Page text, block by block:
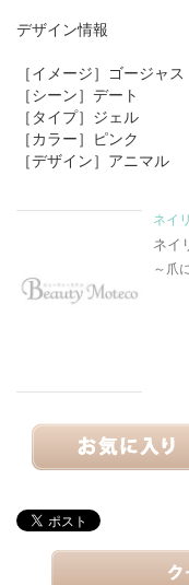
デザイン情報
［イメージ］ ゴージャス
［シーン］ デート
［タイプ］ ジェル
［カラー］ ピンク
［デザイン］ アニマル
ネイ
ネイ
～爪